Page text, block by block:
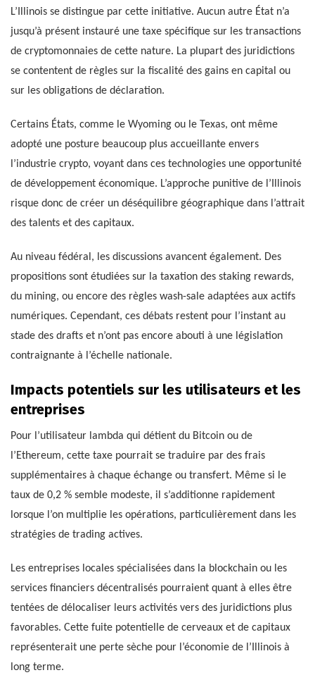
L’Illinois se distingue par cette initiative. Aucun autre État n’a
jusqu’à présent instauré une taxe spécifique sur les transactions
de cryptomonnaies de cette nature. La plupart des juridictions
se contentent de règles sur la fiscalité des gains en capital ou
sur les obligations de déclaration.
Certains États, comme le Wyoming ou le Texas, ont même
adopté une posture beaucoup plus accueillante envers
l’industrie crypto, voyant dans ces technologies une opportunité
de développement économique. L’approche punitive de l’Illinois
risque donc de créer un déséquilibre géographique dans l’attrait
des talents et des capitaux.
Au niveau fédéral, les discussions avancent également. Des
propositions sont étudiées sur la taxation des staking rewards,
du mining, ou encore des règles wash-sale adaptées aux actifs
numériques. Cependant, ces débats restent pour l’instant au
stade des drafts et n’ont pas encore abouti à une législation
contraignante à l’échelle nationale.
Impacts potentiels sur les utilisateurs et les
entreprises
Pour l’utilisateur lambda qui détient du Bitcoin ou de
l’Ethereum, cette taxe pourrait se traduire par des frais
supplémentaires à chaque échange ou transfert. Même si le
taux de 0,2 % semble modeste, il s’additionne rapidement
lorsque l’on multiplie les opérations, particulièrement dans les
stratégies de trading actives.
Les entreprises locales spécialisées dans la blockchain ou les
services financiers décentralisés pourraient quant à elles être
tentées de délocaliser leurs activités vers des juridictions plus
favorables. Cette fuite potentielle de cerveaux et de capitaux
représenterait une perte sèche pour l’économie de l’Illinois à
long terme.